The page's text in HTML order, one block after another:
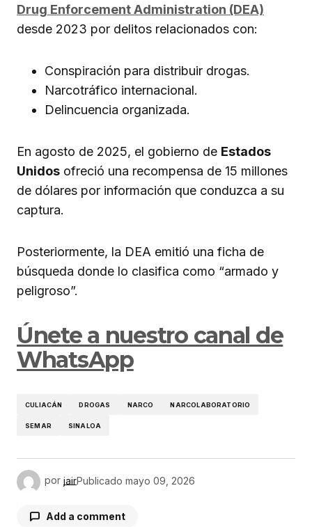
Drug Enforcement Administration (DEA)
desde 2023 por delitos relacionados con:
Conspiración para distribuir drogas.
Narcotráfico internacional.
Delincuencia organizada.
En agosto de 2025, el gobierno de Estados
Unidos ofreció una recompensa de 15 millones
de dólares por información que conduzca a su
captura.
Posteriormente, la DEA emitió una ficha de
búsqueda donde lo clasifica como “armado y
peligroso”.
Únete a nuestro canal de
WhatsApp
CULIACÁN DROGAS NARCO NARCOLABORATORIO
SEMAR SINALOA
por jairPublicado mayo 09, 2026
Add a comment